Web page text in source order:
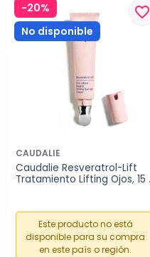
-20%
No disponible
favorite_border
CAUDALIE
Caudalie Resveratrol-Lift
Tratamiento Lifting Ojos, 15
Este producto no está
disponible para su compra
en este país o región.